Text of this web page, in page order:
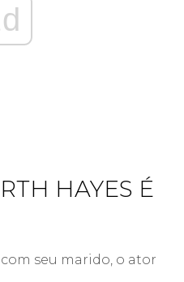
HAYES É
seu marido, o ator